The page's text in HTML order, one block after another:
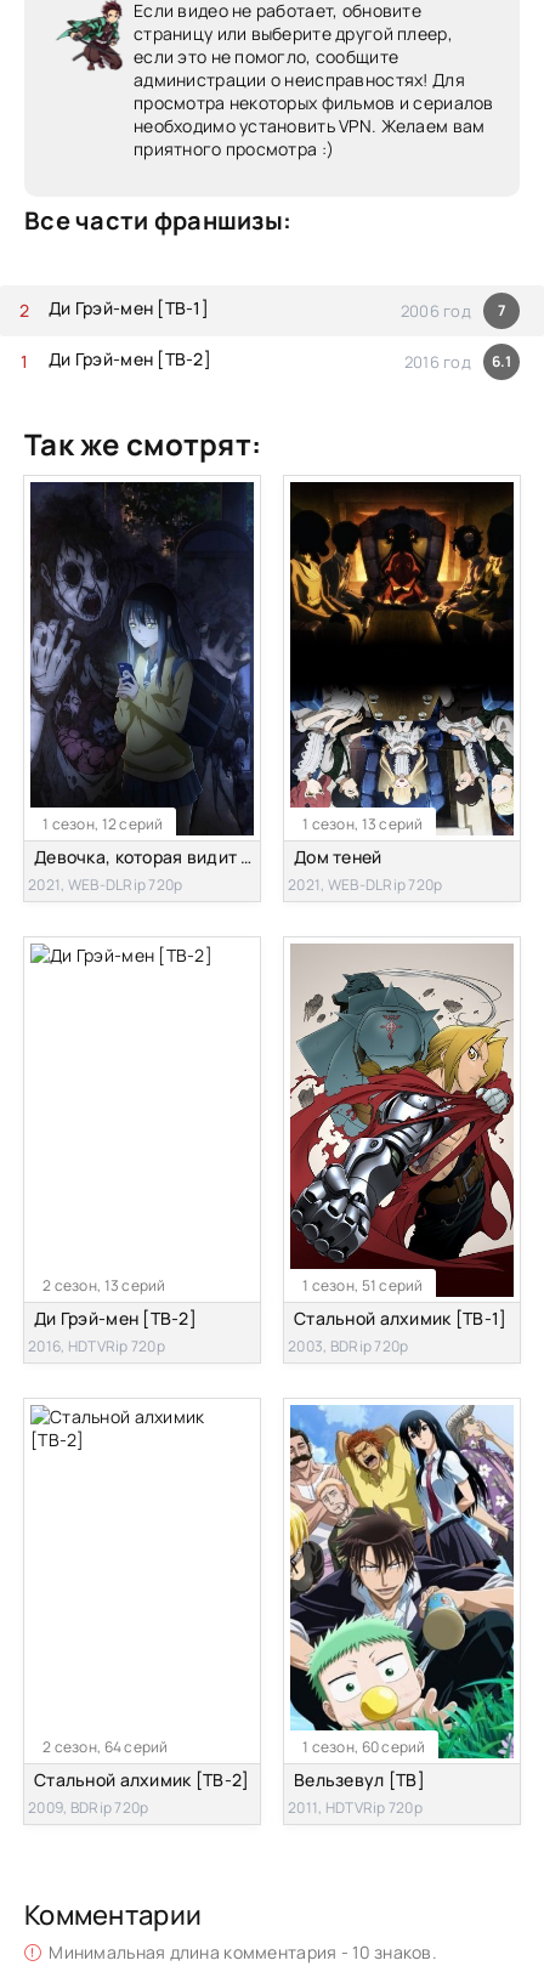
Если видео не работает, обновите
страницу или выберите другой плеер,
если это не помогло, сообщите
администрации о неисправностях! Для
просмотра некоторых фильмов и сериалов
необходимо установить VPN. Желаем вам
приятного просмотра :)
Все части франшизы:
Ди Грэй-мен [ТВ-2] 2016 год 6.1
Ди Грэй-мен [ТВ-1] 2006 год 7
Так же смотрят:
1 сезон, 12 серий
Девочка, которая видит это
2021, WEB-DLRip 720p
1 сезон, 13 серий
Дом теней
2021, WEB-DLRip 720p
2 сезон, 13 серий
Ди Грэй-мен [ТВ-2]
2016, HDTVRip 720p
1 сезон, 51 серий
Стальной алхимик [ТВ-1]
2003, BDRip 720p
2 сезон, 64 серий
Стальной алхимик [ТВ-2]
2009, BDRip 720p
1 сезон, 60 серий
Вельзевул [ТВ]
2011, HDTVRip 720p
Комментарии
Минимальная длина комментария - 10 знаков.